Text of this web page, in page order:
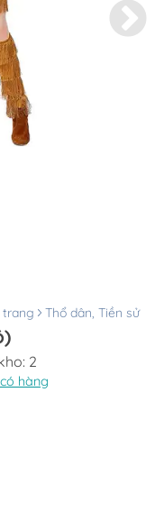
trang Thổ dân, Tiền sử
2
hàng